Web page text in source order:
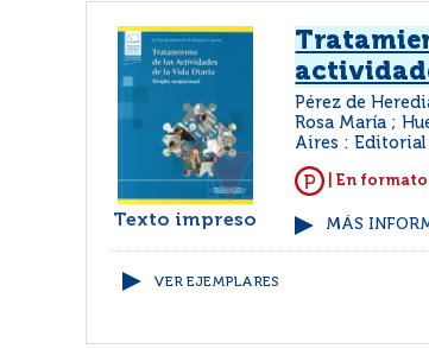
Texto impreso
Pérez de
Rosa María ;
Aires : Editorial
| En
MÁS
VER EJEMPLARES